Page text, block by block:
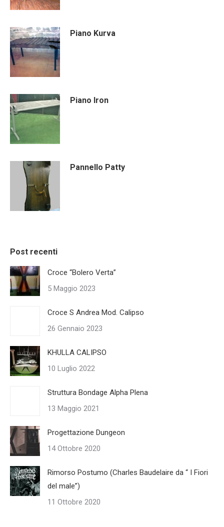
Piano Kurva
Piano Iron
Pannello Patty
Post recenti
Croce “Bolero Verta”
5 Maggio 2023
Croce S Andrea Mod. Calipso
26 Gennaio 2023
KHULLA CALIPSO
10 Luglio 2022
Struttura Bondage Alpha Plena
13 Maggio 2021
Progettazione Dungeon
14 Ottobre 2020
Rimorso Postumo (Charles Baudelaire da “ I Fiori
del male”)
11 Ottobre 2020